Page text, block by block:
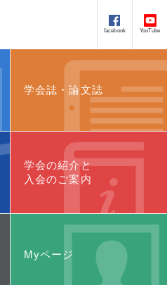
facebook YouTube
学会誌・論文誌
学会の紹介と
入会のご案内
Myページ